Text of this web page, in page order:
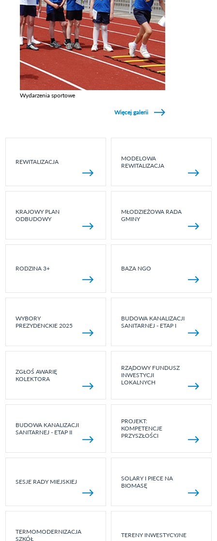
Wydarzenia sportowe
Więcej galerii
REWITALIZACJA
MODELOWA
REWITALIZACJA
KRAJOWY PLAN
ODBUDOWY
MŁODZIEŻOWA RADA
GMINY
RODZINA 3+ BAZA NGO
WYBORY
PREZYDENCKIE 2025
BUDOWA KANALIZACJI
SANITARNEJ - ETAP I
ZGŁOŚ AWARIĘ
KOLEKTORA
RZĄDOWY FUNDUSZ
INWESTYCJI
LOKALNYCH
BUDOWA KANALIZACJI
SANITARNEJ - ETAP II
PROJEKT:
KOMPETENCJE
PRZYSZŁOŚCI
SESJE RADY MIEJSKIEJ
SOLARY I PIECE NA
BIOMASĘ
TERMOMODERNIZACJA
SZKÓŁ
TERENY INWESTYCYJNE